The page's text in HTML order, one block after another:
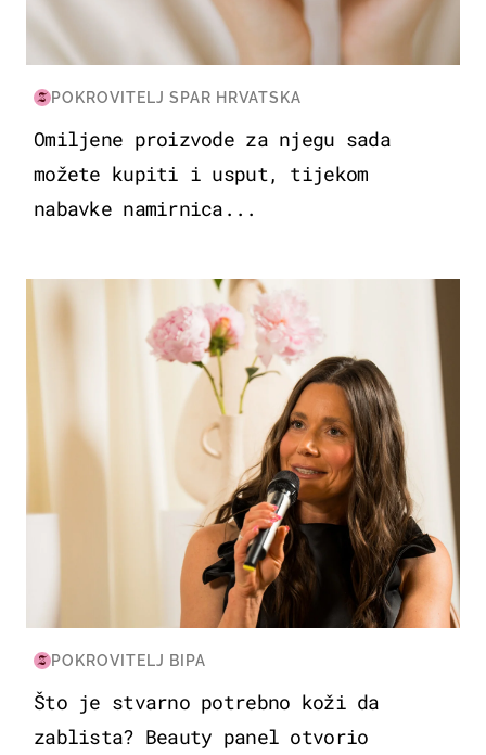
POKROVITELJ SPAR HRVATSKA
Omiljene proizvode za njegu sada
možete kupiti i usput, tijekom
nabavke namirnica...
MODA & LJEPOTA
POKROVITELJ BIPA
Što je stvarno potrebno koži da
zablista? Beauty panel otvorio